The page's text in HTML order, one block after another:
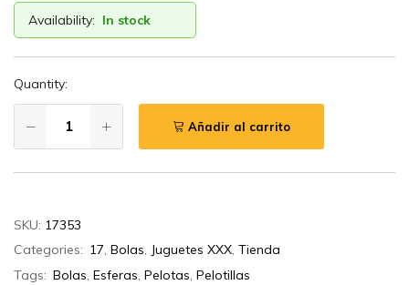
Availability: In stock
Quantity:
Añadir al carrito
SKU: 17353
Categories: 17, Bolas, Juguetes XXX, Tienda
Tags: Bolas, Esferas, Pelotas, Pelotillas